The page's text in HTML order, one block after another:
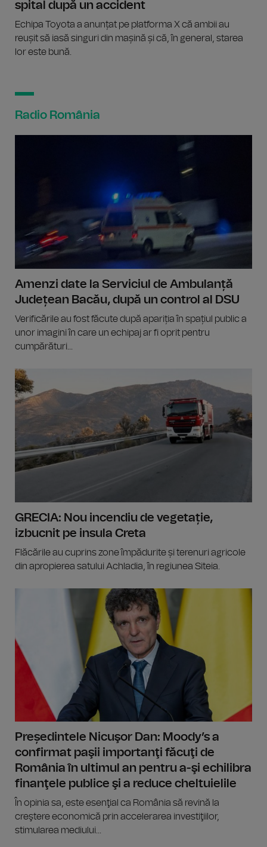
spital după un accident
Echipa Toyota a anunțat pe platforma X că ambii au
reușit să iasă singuri din mașină și că, în general, starea
lor este bună.
Radio România
Amenzi date la Serviciul de Ambulanță
Județean Bacău, după un control al DSU
Verificările au fost făcute după apariția în spațiul public a
unor imagini în care un echipaj ar fi oprit pentru
cumpărături...
GRECIA: Nou incendiu de vegetație,
izbucnit pe insula Creta
Flăcările au cuprins zone împădurite și terenuri agricole
din apropierea satului Achladia, în regiunea Siteia.
Președintele Nicuşor Dan: Moody’s a
confirmat paşii importanţi făcuţi de
România în ultimul an pentru a-şi echilibra
finanţele publice şi a reduce cheltuielile
În opinia sa, este esenţial ca România să revină la
creştere economică prin accelerarea investiţiilor,
stimularea mediului...